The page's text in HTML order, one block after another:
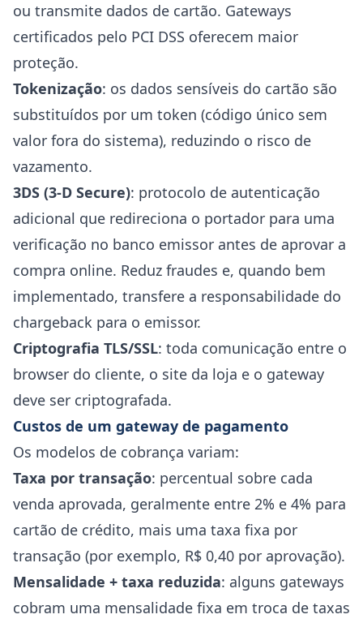
ou transmite dados de cartão. Gateways
certificados pelo PCI DSS oferecem maior
proteção.
Tokenização: os dados sensíveis do cartão são
substituídos por um token (código único sem
valor fora do sistema), reduzindo o risco de
vazamento.
3DS (3-D Secure): protocolo de autenticação
adicional que redireciona o portador para uma
verificação no banco emissor antes de aprovar a
compra online. Reduz fraudes e, quando bem
implementado, transfere a responsabilidade do
chargeback para o emissor.
Criptografia TLS/SSL: toda comunicação entre o
browser do cliente, o site da loja e o gateway
deve ser criptografada.
Custos de um gateway de pagamento
Os modelos de cobrança variam:
Taxa por transação: percentual sobre cada
venda aprovada, geralmente entre 2% e 4% para
cartão de crédito, mais uma taxa fixa por
transação (por exemplo, R$ 0,40 por aprovação).
Mensalidade + taxa reduzida: alguns gateways
cobram uma mensalidade fixa em troca de taxas